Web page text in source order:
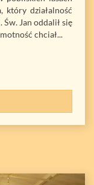
który działalność
Jan oddalił się
chciał...